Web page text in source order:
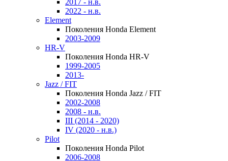
2017 - н.в.
2022 - н.в.
Element
Поколения Honda Element
2003-2009
HR-V
Поколения Honda HR-V
1999-2005
2013-
Jazz / FIT
Поколения Honda Jazz / FIT
2002-2008
2008 - н.в.
III (2014 - 2020)
IV (2020 - н.в.)
Pilot
Поколения Honda Pilot
2006-2008